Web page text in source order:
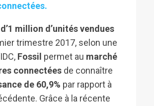
million d’unités vendues
trimestre 2017, selon une
Fossil permet au marché
connectéesde connaître
de 60,9% par rapport à
Grâce à la récente